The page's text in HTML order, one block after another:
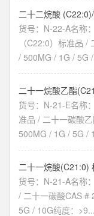
二十二烷酸
货号：N-22-A名称
（C22:0）标准品
/ 500MG / 1G / 5G
二十一烷酸乙酯
货号：N-21-E名称
准品 / 二十一碳酸
500MG / 1G / 5G /
二十一烷酸(C21:0)
货号：N-21-A名称
/ 二十一碳酸CAS #
5G / 10G纯度：>9...